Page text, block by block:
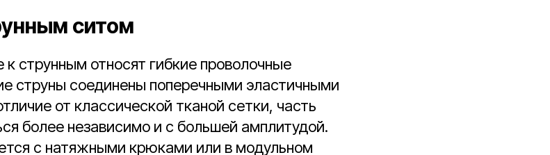
ситом
струнным относят гибкие проволочные
струны соединены поперечными эластичными
от классической тканой сетки, часть
более независимо и с большей амплитудой.
с натяжными крюками или в модульном